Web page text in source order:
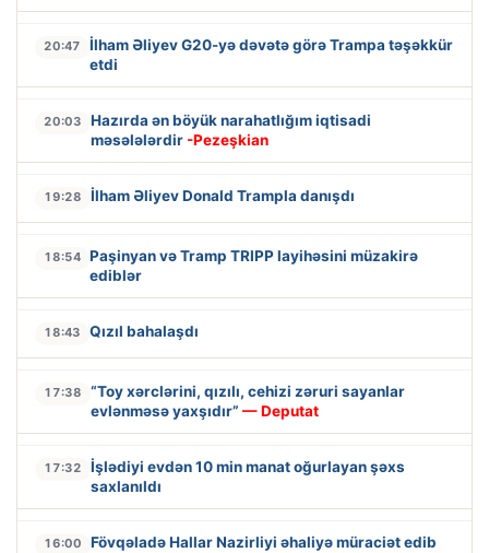
20:47
İlham Əliyev G20-yə dəvətə görə Trampa təşəkkür
etdi
20:03
Hazırda ən böyük narahatlığım iqtisadi
məsələlərdir -Pezeşkian
19:28 İlham Əliyev Donald Trampla danışdı
18:54 Paşinyan və Tramp TRIPP layihəsini müzakirə
ediblər
18:43 Qızıl bahalaşdı
17:38
“Toy xərclərini, qızılı, cehizi zəruri sayanlar
evlənməsə yaxşıdır” — Deputat
17:32
İşlədiyi evdən 10 min manat oğurlayan şəxs
saxlanıldı
16:00 Fövqəladə Hallar Nazirliyi əhaliyə müraciət edib